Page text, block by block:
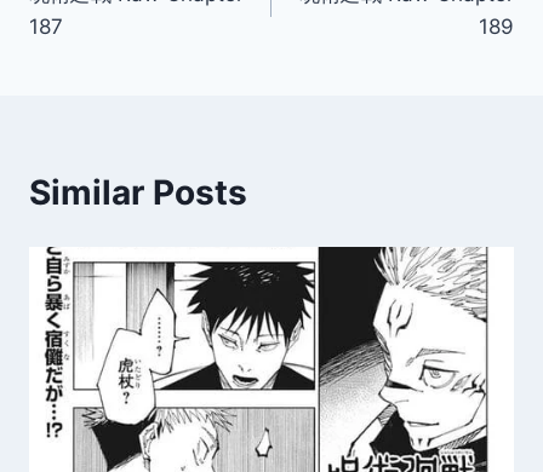
navigation
187
189
Similar Posts